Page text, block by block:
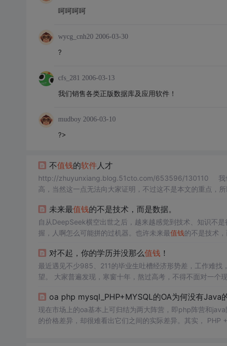
呵呵呵呵
wycg_cnh20 2006-03-30
?
cfs_281 2006-03-13
我们销售各类正版数据库及应用软件！
mudboy 2006-03-10
?>
不值钱的软件人才
http://zhuyunxiang.blog.51cto.com/653596/130110 我
高，当然这一点无法向大家证明，不过这不是本文的重点
未来最值钱的不是技术，而是数据。
自从DeepSeek横空出世之后，越来越感觉到技术、知识不
握，人啊怎么可能拼的过机器。也许未来最值钱的不是技术
对不起，你的学历并没那么值钱！
最近遇见不少985、211的毕业生吐槽经济形势差，工作难
望。 大家普遍发现，寒窗十年，熬过高考，不得不面对一个
oa php mysql_PHP+MYSQL的OA为何没有Java
现在市场上的oa基本上可归结为两大阵营，即php阵营和
的价格差异，却很难看出它们之间的实际差异。其实， PHP